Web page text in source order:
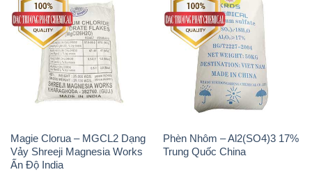
Magie Clorua – MGCL2 Dạng
Vảy Shreeji Magnesia Works
Ấn Độ India
Phèn Nhôm – Al2(SO4)3 17%
Trung Quốc China